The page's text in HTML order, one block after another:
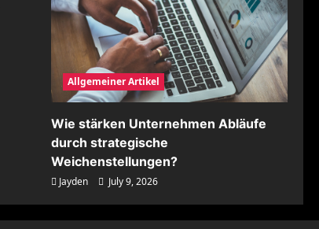
Allgemeiner Artikel
Wie stärken Unternehmen Abläufe
durch strategische
Weichenstellungen?
Jayden July 9, 2026